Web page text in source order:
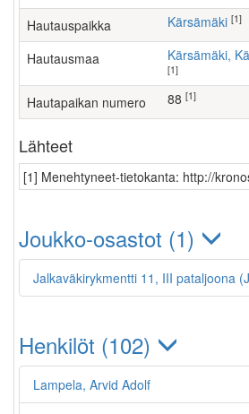
Hautauspaikka Kärsämäki [1]
Hautausmaa Kärsämäki,
[1]
Hautapaikan numero 88 [1]
Lähteet
[1] Menehtyneet-tietokanta: http://
Joukko-osastot (1)
Jalkaväkirykmentti 11, III pataljoona
Henkilöt (102)
Lampela, Arvid Adolf